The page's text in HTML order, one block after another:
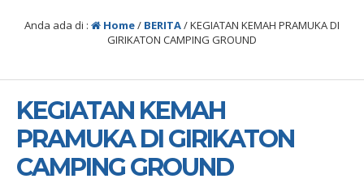
Anda ada di : Home/ BERITA/KEGIATAN KEMAH PRAMUKA DI
GIRIKATON CAMPING GROUND
KEGIATAN KEMAH
PRAMUKA DI GIRIKATON
CAMPING GROUND